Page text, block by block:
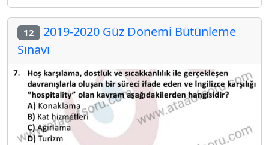
12 2019-2020 Güz Dönemi Bütünleme
Sınavı